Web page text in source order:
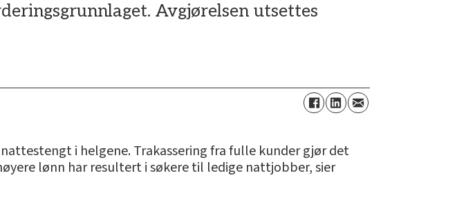
Avgjørelsen utsettes
i helgene. Trakassering fra fulle kunder gjør det
lønn har resultert i søkere til ledige nattjobber, sier